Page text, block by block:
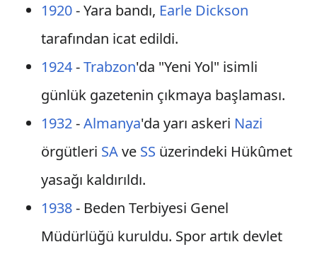
1920- Yara bandı, Earle Dickson
tarafından icat edildi.
1924-Trabzon'da "Yeni Yol" isimli
günlük gazetenin çıkmaya başlaması.
1932-Almanya'da yarı askeri Nazi
örgütleri SAve SS üzerindeki Hükûmet
yasağı kaldırıldı.
1938- Beden Terbiyesi Genel
Müdürlüğü kuruldu. Spor artık devlet